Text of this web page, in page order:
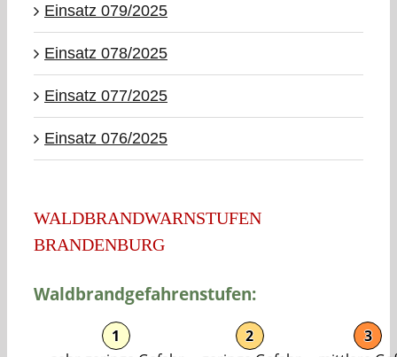
Einsatz 079/2025
Einsatz 078/2025
Einsatz 077/2025
Einsatz 076/2025
WALDBRANDWARNSTUFEN
BRANDENBURG